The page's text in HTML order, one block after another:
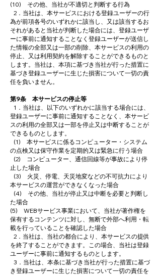
(10) その他、当社が不適切と判断する行為
2．当社は、本サービスにおける登録ユーザーの行
為が前項各号のいずれかに該当し、又は該当するお
それがあると当社が判断した場合には、登録ユーザ
ーに事前に通知することなく登録ユーザーが送信し
た情報の全部又は一部の削除、本サービスの利用の
停止、又は利用契約を解除することができるものと
します。当社は、本項に基づき当社が行った措置に
基づき登録ユーザーに生じた損害について一切の責
任を負いません。
第9条 本サービスの停止等
1．当社は、以下のいずれかに該当する場合には、
登録ユーザーに事前に通知することなく、本サービ
スの利用の全部又は一部を停止又は中断することが
できるものとします。
(1) 本サービスに係るコンピューター・システム
の点検又は保守作業を定期的又は緊急に行う場合
(2) コンピューター、通信回線等が事故により停
止した場合
(3) 火災、停電、天災地変などの不可抗力により
本サービスの運営ができなくなった場合
(4) その他、当社が停止又は中断を必要と判断し
た場合
(5) WEBサービス事業において、当社が著作権を
保有するコンテンツに対し、無断で外部へ利用・転
載を行っていることを確認した場合
2．当社は、当社の都合により、本サービスの提供
を終了することができます。この場合、当社は登録
ユーザーに事前に通知するものとします。
3．当社は、本条に基づき当社が行った措置に基づ
き登録ユーザーに生じた損害について一切の責任を